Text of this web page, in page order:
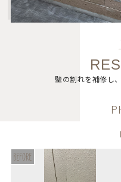
壁の割れを補修し